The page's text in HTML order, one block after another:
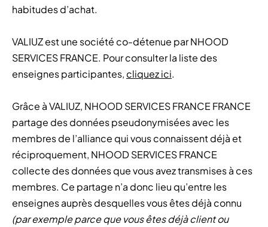
habitudes d’achat.
VALIUZ est une société co-détenue par NHOOD
SERVICES FRANCE. Pour consulter la liste des
enseignes participantes, cliquez ici.
Grâce à VALIUZ, NHOOD SERVICES FRANCE FRANCE
partage des données pseudonymisées avec les
membres de l’alliance qui vous connaissent déjà et
réciproquement, NHOOD SERVICES FRANCE
collecte des données que vous avez transmises à ces
membres. Ce partage n’a donc lieu qu’entre les
enseignes auprès desquelles vous êtes déjà connu
(par exemple parce que vous êtes déjà client ou